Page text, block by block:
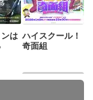
は ハイスクール！
奇面組